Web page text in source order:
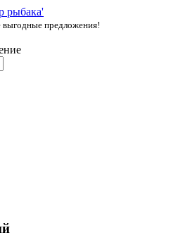
выгодные предложения!